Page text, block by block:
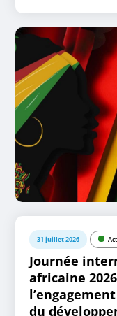
31 juillet 2026
Journée
africaine
du